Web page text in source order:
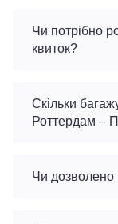
Чи потрібно
квиток?
Скільки
Роттердам –
Чи дозволено